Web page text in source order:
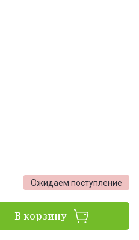
Ожидаем поступление
В корзину